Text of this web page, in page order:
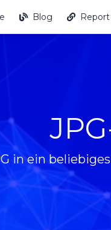
Blog Report
in ein